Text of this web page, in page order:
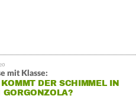
mit Klasse:
DER SCHIMMEL IN
GORGONZOLA?